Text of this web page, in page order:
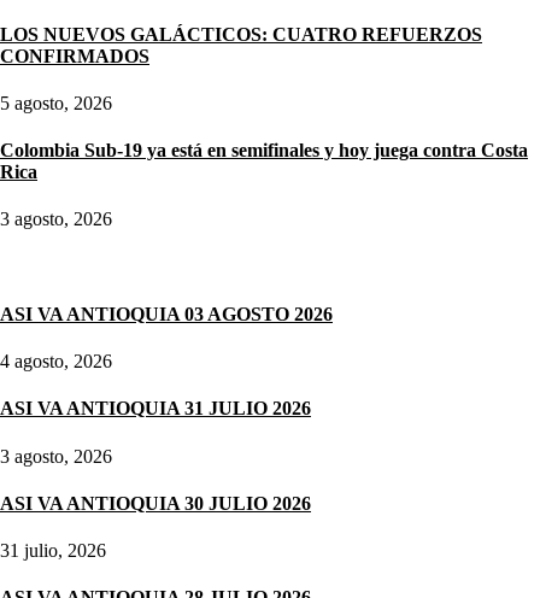
LOS NUEVOS GALÁCTICOS: CUATRO REFUERZOS
CONFIRMADOS
5 agosto, 2026
Colombia Sub-19 ya está en semifinales y hoy juega contra Costa
Rica
3 agosto, 2026
ASI VA ANTIOQUIA 03 AGOSTO 2026
4 agosto, 2026
ASI VA ANTIOQUIA 31 JULIO 2026
3 agosto, 2026
ASI VA ANTIOQUIA 30 JULIO 2026
31 julio, 2026